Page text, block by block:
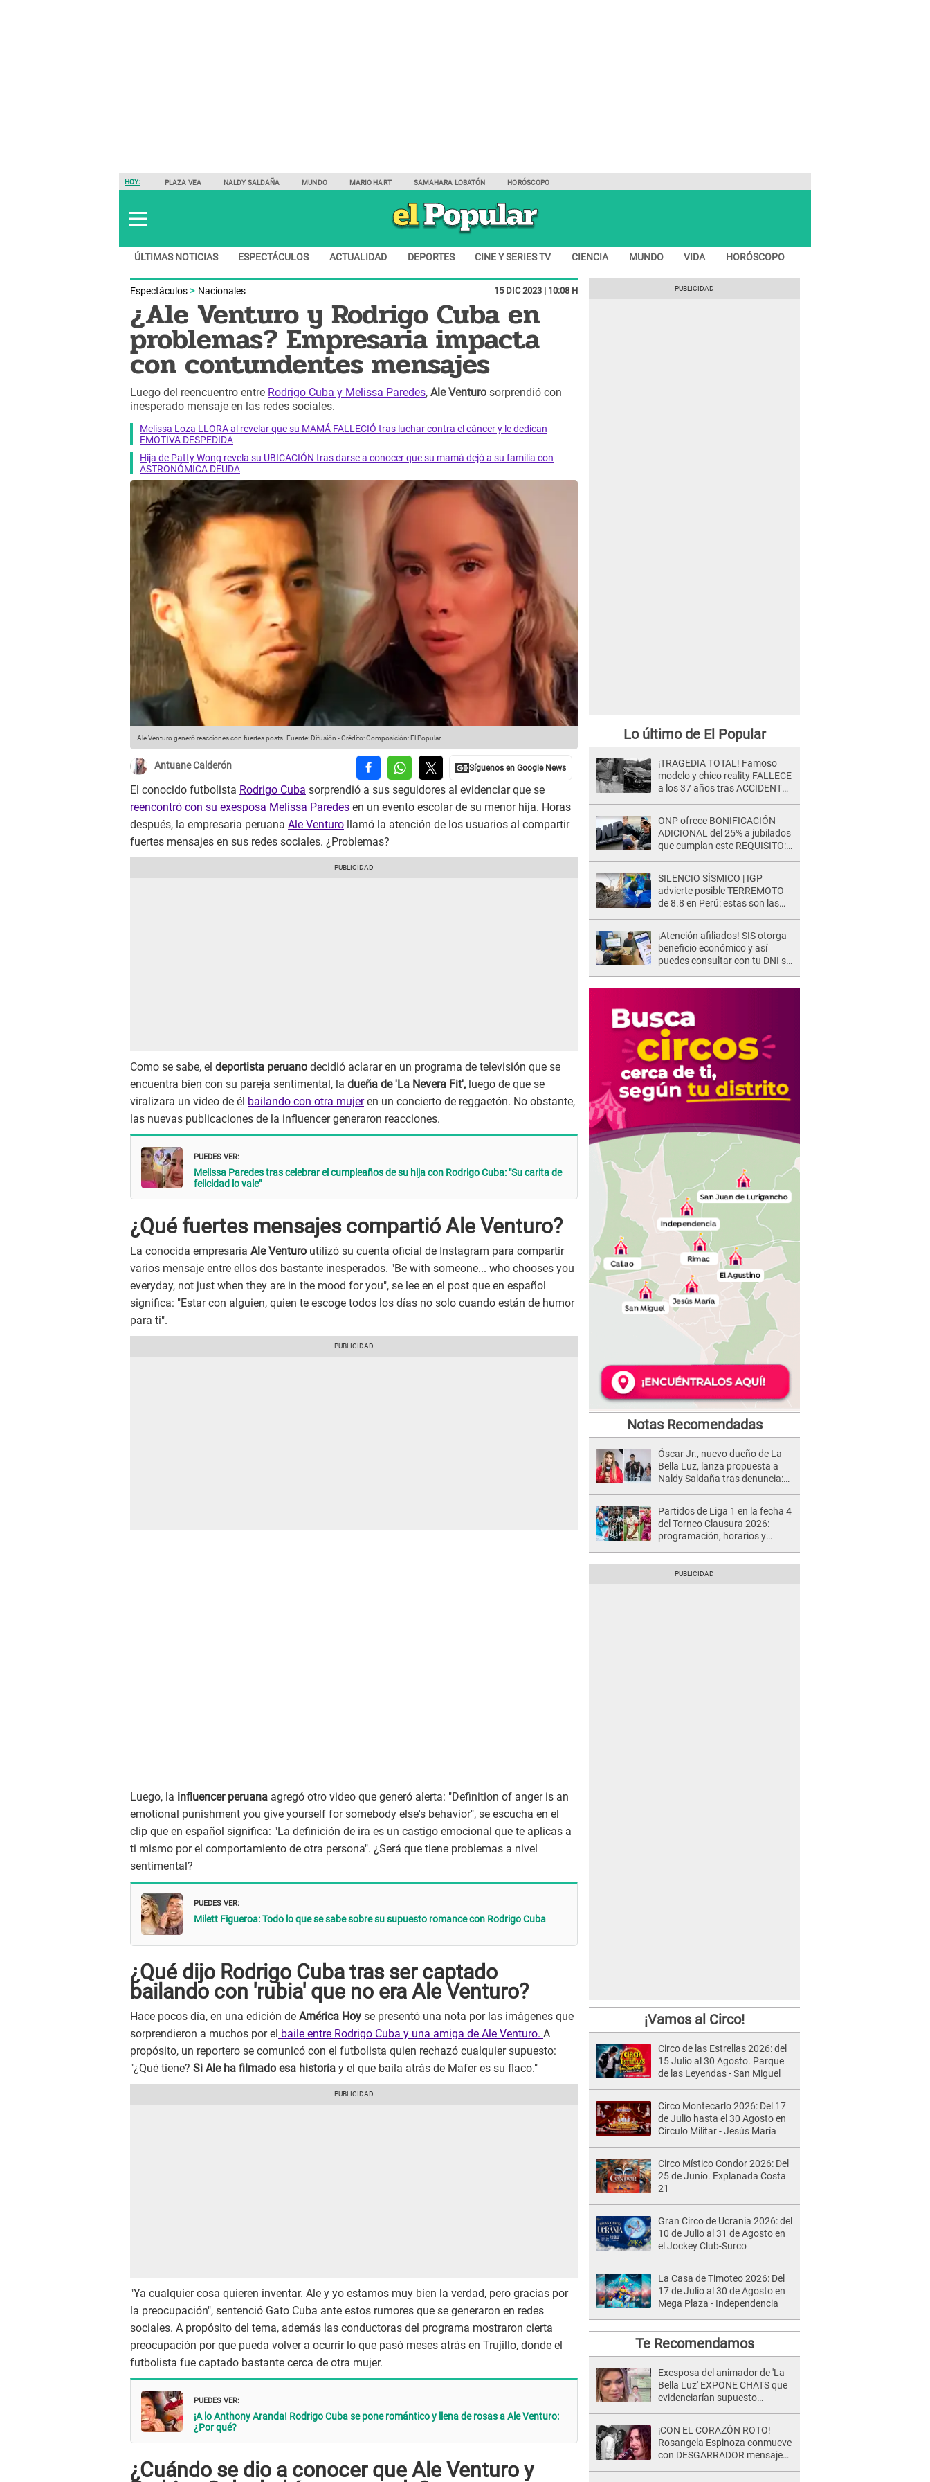
HOY: PLAZA VEA NALDY SALDAÑA MUNDO MARIO HART SAMAHARA LOBATÓN HORÓSCOPO
ÚLTIMAS NOTICIAS ESPECTÁCULOS ACTUALIDAD DEPORTES CINE Y SERIES TV CIENCIA MUNDO VIDA HORÓSCOPO
Espectáculos Nacionales 15 DIC 2023 | 10:08 H
¿Ale Venturo y Rodrigo Cuba en
problemas? Empresaria impacta
con contundentes mensajes
Luego del reencuentro entre Rodrigo Cuba y Melissa Paredes, Ale Venturo sorprendió con
inesperado mensaje en las redes sociales.
Melissa Loza LLORA al revelar que su MAMÁ FALLECIÓ tras luchar contra el cáncer y le dedican
EMOTIVA DESPEDIDA
Hija de Patty Wong revela su UBICACIÓN tras darse a conocer que su mamá dejó a su familia con
ASTRONÓMICA DEUDA
Ale Venturo generó reacciones con fuertes posts. Fuente: Difusión -Crédito: Composición: El Popular
Antuane Calderón
El conocido futbolista Rodrigo Cuba sorprendió a sus seguidores al evidenciar que se
reencontró con su exesposa Melissa Paredes en un evento escolar de su menor hija. Horas
después, la empresaria peruana Ale Venturo llamó la atención de los usuarios al compartir
fuertes mensajes en sus redes sociales. ¿Problemas?
Como se sabe, el deportista peruano decidió aclarar en un programa de televisión que se
encuentra bien con su pareja sentimental, la dueña de 'La Nevera Fit', luego de que se
viralizara un video de él bailando con otra mujeren un concierto de reggaetón. No obstante,
las nuevas publicaciones de la influencer generaron reacciones.
PUEDES VER:
Melissa Paredes tras celebrar el cumpleaños de su hija con Rodrigo Cuba: "Su carita de
felicidad lo vale"
¿Qué fuertes mensajes compartió Ale Venturo?
La conocida empresaria Ale Venturo utilizó su cuenta oficial de Instagram para compartir
varios mensaje entre ellos dos bastante inesperados. "Be with someone... who chooses you
everyday, not just when they are in the mood for you", se lee en el post que en español
significa: "Estar con alguien, quien te escoge todos los días no solo cuando están de humor
para ti".
Luego, la influencer peruana agregó otro video que generó alerta: "Definition of anger is an
emotional punishment you give yourself for somebody else's behavior", se escucha en el
clip que en español significa: "La definición de ira es un castigo emocional que te aplicas a
ti mismo por el comportamiento de otra persona". ¿Será que tiene problemas a nivel
sentimental?
PUEDES VER:
Milett Figueroa: Todo lo que se sabe sobre su supuesto romance con Rodrigo Cuba
¿Qué dijo Rodrigo Cuba tras ser captado
bailando con 'rubia' que no era Ale Venturo?
Hace pocos día, en una edición de América Hoy se presentó una nota por las imágenes que
sorprendieron a muchos por el baile entre Rodrigo Cuba y una amiga de Ale Venturo. A
propósito, un reportero se comunicó con el futbolista quien rechazó cualquier supuesto:
"¿Qué tiene? Si Ale ha filmado esa historia y el que baila atrás de Mafer es su flaco."
"Ya cualquier cosa quieren inventar. Ale y yo estamos muy bien la verdad, pero gracias por
la preocupación", sentenció Gato Cuba ante estos rumores que se generaron en redes
sociales. A propósito del tema, además las conductoras del programa mostraron cierta
preocupación por que pueda volver a ocurrir lo que pasó meses atrás en Trujillo, donde el
futbolista fue captado bastante cerca de otra mujer.
PUEDES VER:
¡A lo Anthony Aranda! Rodrigo Cuba se pone romántico y llena de rosas a Ale Venturo:
¿Por qué?
¿Cuándo se dio a conocer que Ale Venturo y
Lo último de El Popular
¡TRAGEDIA TOTAL! Famoso
modelo y chico reality FALLECE
a los 37 años tras ACCIDENTE
ONP ofrece BONIFICACIÓN
ADICIONAL del 25% a jubilados
que cumplan este REQUISITO:
SILENCIO SÍSMICO | IGP
advierte posible TERREMOTO
de 8.8 en Perú: estas son las
¡Atención afiliados! SIS otorga
beneficio económico y así
puedes consultar con tu DNI si
Notas Recomendadas
Óscar Jr., nuevo dueño de La
Bella Luz, lanza propuesta a
Naldy Saldaña tras denuncia:
Partidos de Liga 1 en la fecha 4
del Torneo Clausura 2026:
programación, horarios y
¡Vamos al Circo!
Circo de las Estrellas 2026: del
15 Julio al 30 Agosto. Parque
de las Leyendas - San Miguel
Circo Montecarlo 2026: Del 17
de Julio hasta el 30 Agosto en
Círculo Militar - Jesús María
Circo Místico Condor 2026: Del
25 de Junio. Explanada Costa
21
Gran Circo de Ucrania 2026: del
10 de Julio al 31 de Agosto en
el Jockey Club-Surco
La Casa de Timoteo 2026: Del
17 de Julio al 30 de Agosto en
Mega Plaza - Independencia
Te Recomendamos
Exesposa del animador de 'La
Bella Luz' EXPONE CHATS que
evidenciarían supuesto
Saldaña, pese a tener pareja
¡CON EL CORAZÓN ROTO!
Rosangela Espinoza conmueve
con DESGARRADOR mensaje